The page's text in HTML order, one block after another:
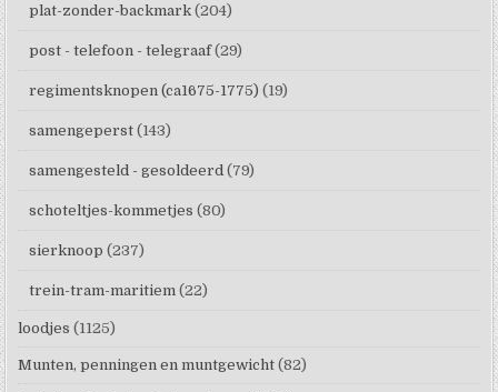
plat-zonder-backmark (204)
post - telefoon - telegraaf (29)
regimentsknopen (ca1675-1775) (19)
samengeperst (143)
samengesteld - gesoldeerd (79)
schoteltjes-kommetjes (80)
sierknoop (237)
trein-tram-maritiem (22)
loodjes (1125)
Munten, penningen en muntgewicht (82)